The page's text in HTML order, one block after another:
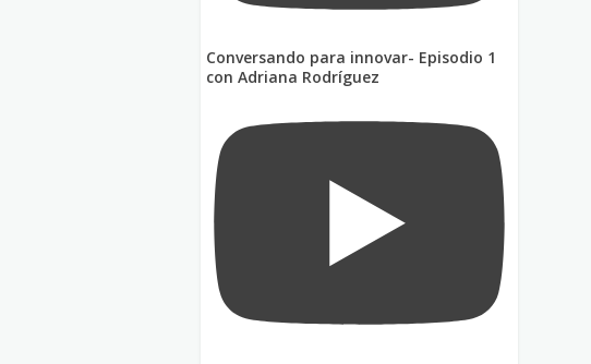
Conversando para innovar- Episodio 1
con Adriana Rodríguez